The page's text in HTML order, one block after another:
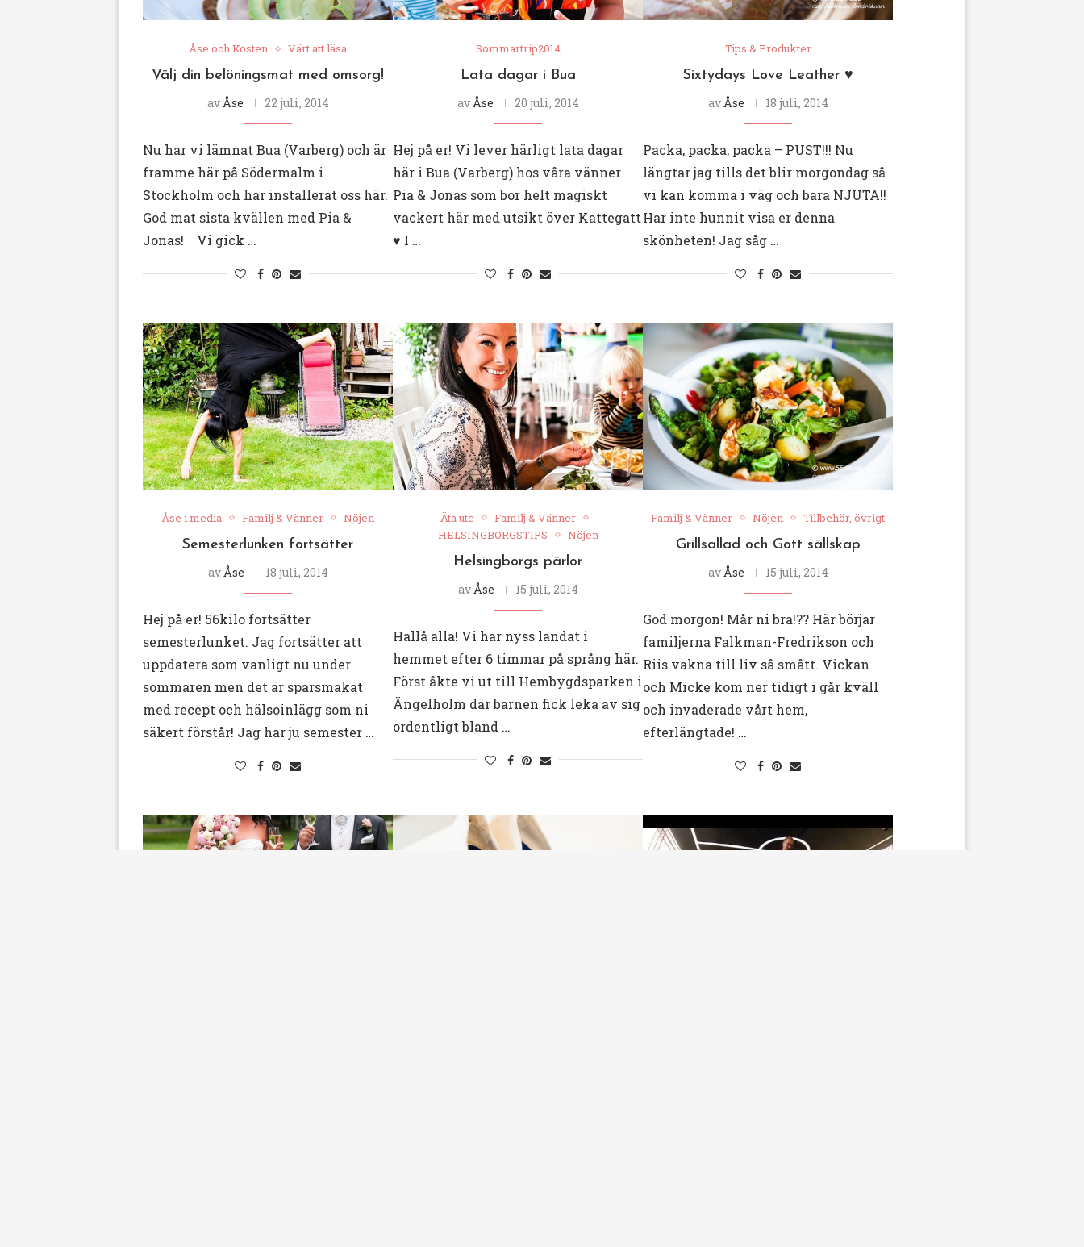
Åse och Kosten Värt att läsa
Välj din belöningsmat med omsorg!
avÅse 22 juli, 2014
Nu har vi lämnat Bua (Varberg) och är
framme här på Södermalm i
Stockholm och har installerat oss här.
God mat sista kvällen med Pia &
Jonas! Vi gick …
Sommartrip2014
Lata dagar i Bua
avÅse 20 juli, 2014
Hej på er! Vi lever härligt lata dagar
här i Bua (Varberg) hos våra vänner
Pia & Jonas som bor helt magiskt
vackert här med utsikt över Kattegatt
♥︎ I …
Tips & Produkter
Sixtydays Love Leather ♥
avÅse 18 juli, 2014
Packa, packa, packa – PUST!!! Nu
längtar jag tills det blir morgondag så
vi kan komma i väg och bara NJUTA!!
Har inte hunnit visa er denna
skönheten! Jag såg …
Åse i media Familj & Vänner Nöjen
Semesterlunken fortsätter
avÅse 18 juli, 2014
Hej på er! 56kilo fortsätter
semesterlunket. Jag fortsätter att
uppdatera som vanligt nu under
sommaren men det är sparsmakat
med recept och hälsoinlägg som ni
säkert förstår! Jag har ju semester …
Äta ute
Familj & Vänner
HELSINGBORGSTIPS
Nöjen
Helsingborgs pärlor
avÅse 15 juli, 2014
Hallå alla! Vi har nyss landat i
hemmet efter 6 timmar på språng här.
Först åkte vi ut till Hembygdsparken i
Ängelholm där barnen fick leka av sig
ordentligt bland …
Familj & Vänner Nöjen Tillbehör, övrigt
Grillsallad och Gott sällskap
avÅse 15 juli, 2014
God morgon! Mår ni bra!?? Här börjar
familjerna Falkman-Fredrikson och
Riis vakna till liv så smått. Vickan
och Micke kom ner tidigt i går kväll
och invaderade vårt hem,
efterlängtade! …